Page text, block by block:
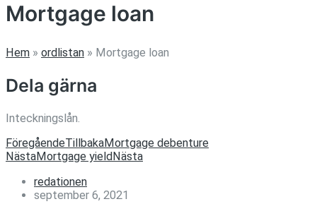
Mortgage loan
Hem » ordlistan » Mortgage loan
Dela gärna
Inteckningslån.
FöregåendeTillbakaMortgage debenture
NästaMortgage yieldNästa
redationen
september 6, 2021